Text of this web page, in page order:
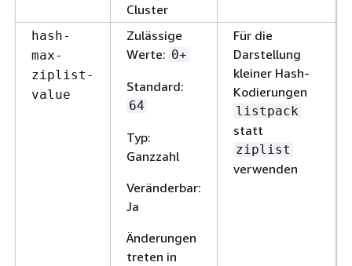
Cluster
hash-
max-
ziplist-
value
Zulässige
Werte: 0+
Standard:
64
Typ:
Ganzzahl
Veränderbar:
Ja
Änderungen
treten in
Für die
Darstellung
kleiner Hash-
Kodierungen
listpack
statt
ziplist
verwenden